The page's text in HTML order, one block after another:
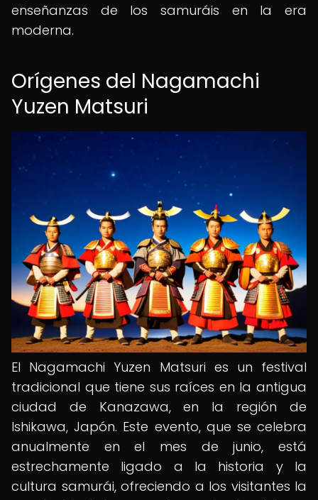
enseñanzas de los samuráis en la era
moderna.
Orígenes del Nagamachi
Yuzen Matsuri
El Nagamachi Yuzen Matsuri es un festival
tradicional que tiene sus raíces en la antigua
ciudad de Kanazawa, en la región de
Ishikawa, Japón. Este evento, que se celebra
anualmente en el mes de junio, está
estrechamente ligado a la historia y la
cultura samurái, ofreciendo a los visitantes la